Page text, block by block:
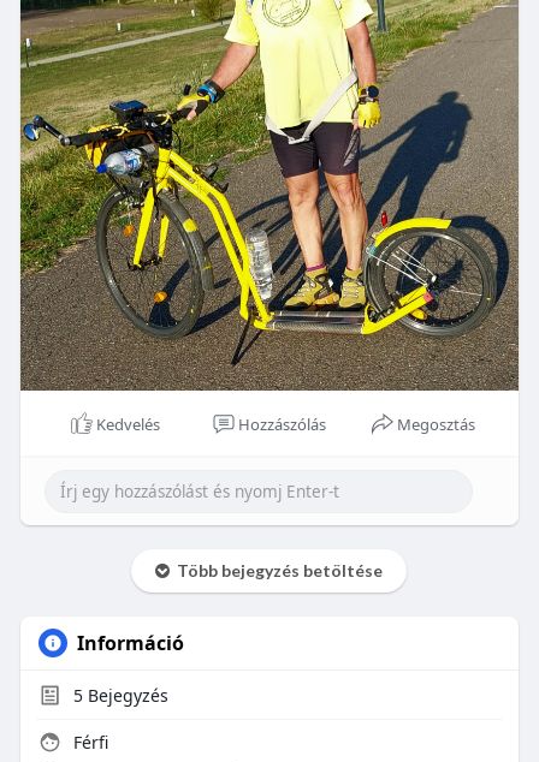
Kedvelés Hozzászólás Megosztás
Több bejegyzés betöltése
Információ
5Bejegyzés
Férfi